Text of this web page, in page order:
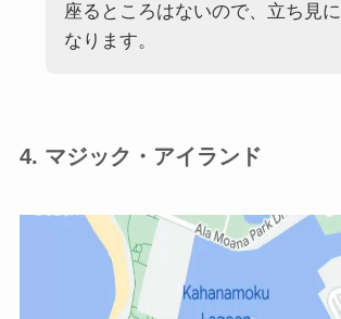
座るところはないので、立ち見に
なります。
4. マジック・アイランド